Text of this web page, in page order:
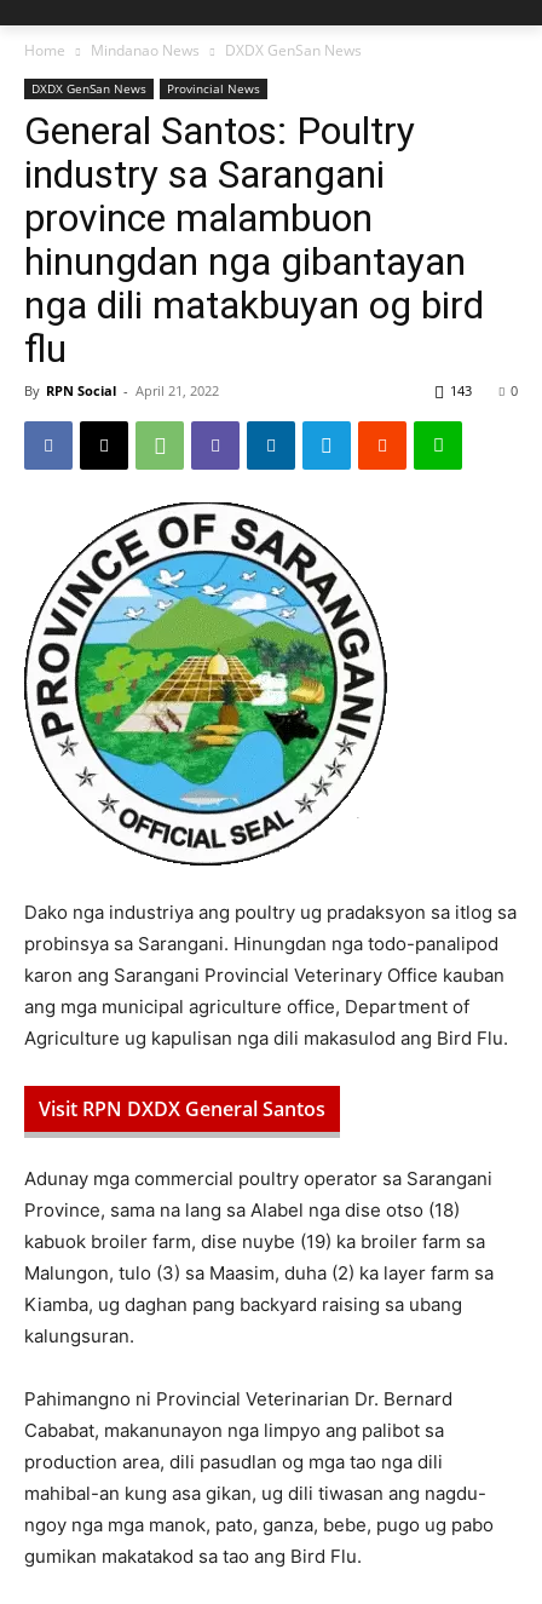
Home Mindanao News DXDX GenSan News
DXDX GenSan News Provincial News
General Santos: Poultry
industry sa Sarangani
province malambuon
hinungdan nga gibantayan
nga dili matakbuyan og bird
flu
By RPN Social - April 21, 2022 0
143
Dako nga industriya ang poultry ug pradaksyon sa itlog sa
probinsya sa Sarangani. Hinungdan nga todo-panalipod
karon ang Sarangani Provincial Veterinary Office kauban
ang mga municipal agriculture office, Department of
Agriculture ug kapulisan nga dili makasulod ang Bird Flu.
Visit RPN DXDX General Santos
Adunay mga commercial poultry operator sa Sarangani
Province, sama na lang sa Alabel nga dise otso (18)
kabuok broiler farm, dise nuybe (19) ka broiler farm sa
Malungon, tulo (3) sa Maasim, duha (2) ka layer farm sa
Kiamba, ug daghan pang backyard raising sa ubang
kalungsuran.
Pahimangno ni Provincial Veterinarian Dr. Bernard
Cababat, makanunayon nga limpyo ang palibot sa
production area, dili pasudlan og mga tao nga dili
mahibal-an kung asa gikan, ug dili tiwasan ang nagdu-
ngoy nga mga manok, pato, ganza, bebe, pugo ug pabo
gumikan makatakod sa tao ang Bird Flu.